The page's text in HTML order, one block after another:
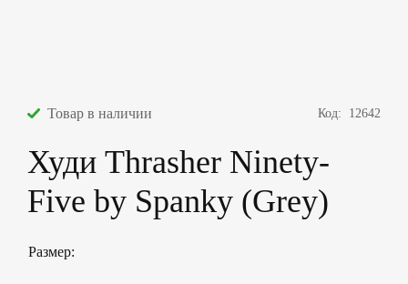
Товар в наличии Код: 12642
Худи Thrasher Ninety-
Five by Spanky (Grey)
Размер